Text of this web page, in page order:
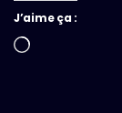
J’aime ça :
Chargement…